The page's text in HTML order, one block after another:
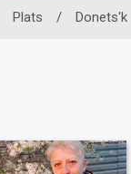
Plats / Donets'k